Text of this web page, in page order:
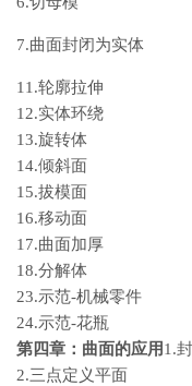
7.曲面封闭为实体
11.轮廓拉伸
12.实体环绕
13.旋转体
14.倾斜面
15.拔模面
16.移动面
17.曲面加厚
18.分解体
23.示范-机械零件
24.示范-花瓶
第四章：曲面的应用1.
2.三点定义平面